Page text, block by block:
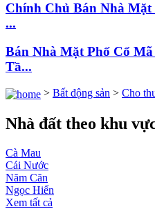
Chính Chủ Bán Nhà
...
Bán Nhà Mặt Phố Cổ
Tầ...
> Bất động sản > Cho
Nhà đất theo khu
Cà Mau
Cái Nước
Năm Căn
Ngọc Hiển
Xem tất cả